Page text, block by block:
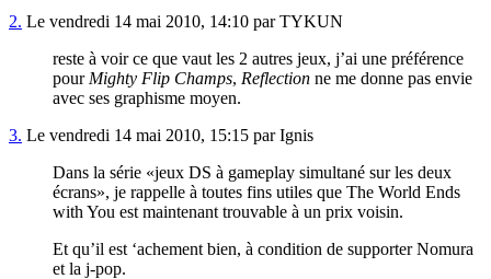
2. Le vendredi 14 mai 2010, 14:10 par TYKUN
reste à voir ce que vaut les 2 autres jeux, j’ai une préférence
pour Mighty Flip Champs, Reflection ne me donne pas envie
avec ses graphisme moyen.
3. Le vendredi 14 mai 2010, 15:15 par Ignis
Dans la série «jeux DS à gameplay simultané sur les deux
écrans», je rappelle à toutes fins utiles que The World Ends
with You est maintenant trouvable à un prix voisin.
Et qu’il est ‘achement bien, à condition de supporter Nomura
et la j-pop.